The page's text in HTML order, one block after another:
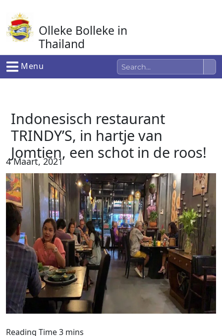
naar
de
inhoud
Olleke Bolleke in
Thailand
In Thailand
Menu
Indonesisch restaurant
TRINDY’S, in hartje van
Jomtien, een schot in de roos!
4 Maart, 2021